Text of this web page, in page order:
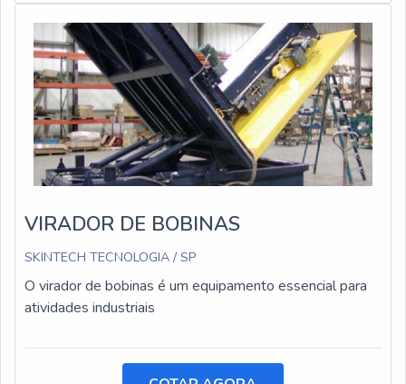
VIRADOR DE BOBINAS
SKINTECH TECNOLOGIA / SP
O virador de bobinas é um equipamento essencial para
atividades industriais